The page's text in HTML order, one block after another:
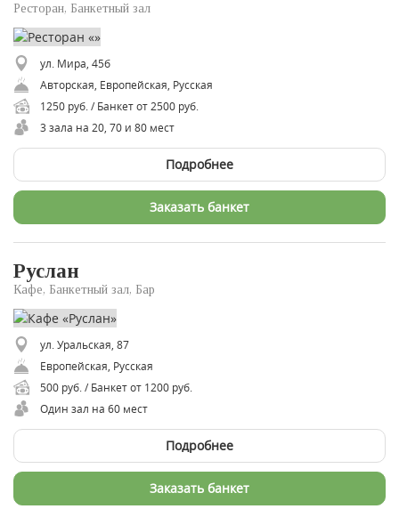
Ресторан, Банкетный зал
ул. Мира, 45б
Авторская, Европейская, Русская
1250 руб. / Банкет от 2500 руб.
3 зала на 20, 70 и 80 мест
Подробнее
Заказать банкет
Руслан
Кафе, Банкетный зал, Бар
ул. Уральская, 87
Европейская, Русская
500 руб. / Банкет от 1200 руб.
Один зал на 60 мест
Подробнее
Заказать банкет